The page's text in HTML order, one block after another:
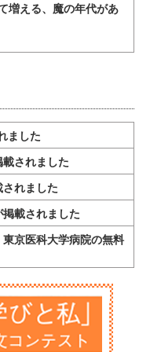
増える、魔の年代があ
ました
されました
れました
載されました
京医科大学病院の無料